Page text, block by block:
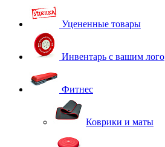
Уцененные товары
Инвентарь с вашим лого
Фитнес
Коврики и маты